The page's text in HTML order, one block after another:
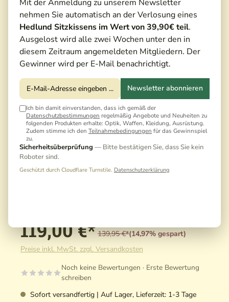
Mit der Anmeldung zu unserem Newsletter
nehmen Sie automatisch an der Verlosung eines
Hedlund Sitzkissens im Wert von 39,90€ teil.
Ausgelost wird alle zwei Wochen unter den in
diesem Zeitraum angemeldeten Mitgliedern. Der
Gewinner wird per E-Mail benachrichtigt.
Newsletter abonnieren
Ich bin damit einverstanden, dass ich gemäß der
Datenschutzbestimmungen regelmäßig Angebote und Neuheiten zu
folgenden Produkten erhalte: Optik, Waffen, Kleidung, Ausrüstung.
Zudem stimme ich den Teilnahmebedingungen für das Gewinnspiel
zu.
Sicherheitsüberprüfung — Bitte bestätigen Sie, dass Sie kein
Roboter sind.
Geschützt durch Cloudflare Turnstile. Datenschutzerklärung
119,00 €* 139,95 €*(14,97% gespart)
Preise inkl. MwSt. zzgl. Versandkosten
Noch keine Bewertungen · Erste Bewertung
schreiben
Sofort versandfertig | Auf Lager, Lieferzeit: 1-3 Tage